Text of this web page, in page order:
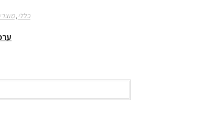
כללי ,